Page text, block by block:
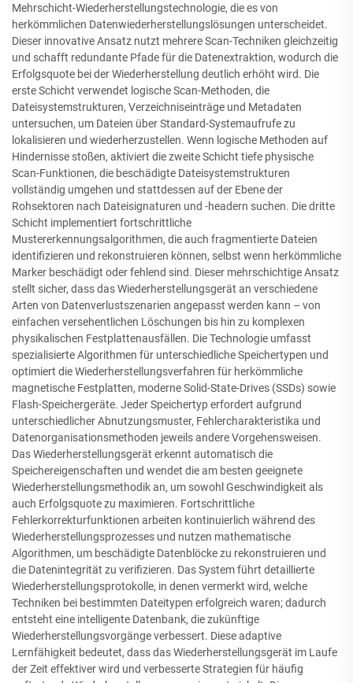
Mehrschicht-Wiederherstellungstechnologie, die es von
herkömmlichen Datenwiederherstellungslösungen unterscheidet.
Dieser innovative Ansatz nutzt mehrere Scan-Techniken gleichzeitig
und schafft redundante Pfade für die Datenextraktion, wodurch die
Erfolgsquote bei der Wiederherstellung deutlich erhöht wird. Die
erste Schicht verwendet logische Scan-Methoden, die
Dateisystemstrukturen, Verzeichniseinträge und Metadaten
untersuchen, um Dateien über Standard-Systemaufrufe zu
lokalisieren und wiederherzustellen. Wenn logische Methoden auf
Hindernisse stoßen, aktiviert die zweite Schicht tiefe physische
Scan-Funktionen, die beschädigte Dateisystemstrukturen
vollständig umgehen und stattdessen auf der Ebene der
Rohsektoren nach Dateisignaturen und -headern suchen. Die dritte
Schicht implementiert fortschrittliche
Mustererkennungsalgorithmen, die auch fragmentierte Dateien
identifizieren und rekonstruieren können, selbst wenn herkömmliche
Marker beschädigt oder fehlend sind. Dieser mehrschichtige Ansatz
stellt sicher, dass das Wiederherstellungsgerät an verschiedene
Arten von Datenverlustszenarien angepasst werden kann – von
einfachen versehentlichen Löschungen bis hin zu komplexen
physikalischen Festplattenausfällen. Die Technologie umfasst
spezialisierte Algorithmen für unterschiedliche Speichertypen und
optimiert die Wiederherstellungsverfahren für herkömmliche
magnetische Festplatten, moderne Solid-State-Drives (SSDs) sowie
Flash-Speichergeräte. Jeder Speichertyp erfordert aufgrund
unterschiedlicher Abnutzungsmuster, Fehlercharakteristika und
Datenorganisationsmethoden jeweils andere Vorgehensweisen.
Das Wiederherstellungsgerät erkennt automatisch die
Speichereigenschaften und wendet die am besten geeignete
Wiederherstellungsmethodik an, um sowohl Geschwindigkeit als
auch Erfolgsquote zu maximieren. Fortschrittliche
Fehlerkorrekturfunktionen arbeiten kontinuierlich während des
Wiederherstellungsprozesses und nutzen mathematische
Algorithmen, um beschädigte Datenblöcke zu rekonstruieren und
die Datenintegrität zu verifizieren. Das System führt detaillierte
Wiederherstellungsprotokolle, in denen vermerkt wird, welche
Techniken bei bestimmten Dateitypen erfolgreich waren; dadurch
entsteht eine intelligente Datenbank, die zukünftige
Wiederherstellungsvorgänge verbessert. Diese adaptive
Lernfähigkeit bedeutet, dass das Wiederherstellungsgerät im Laufe
der Zeit effektiver wird und verbesserte Strategien für häufig